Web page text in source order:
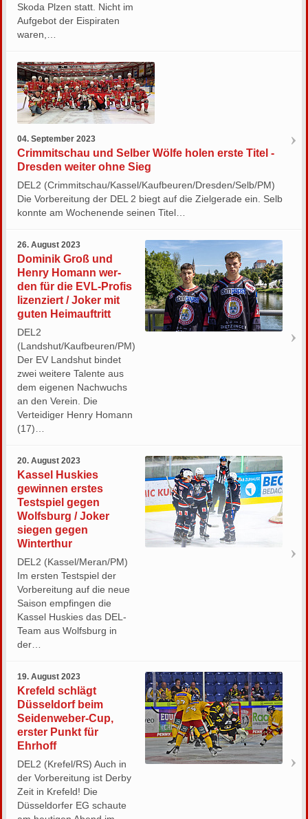
Skoda Plzen statt. Nicht im
Aufgebot der Eispiraten
waren,…
04. September 2023
Crimmitschau und Selber Wölfe holen erste Titel -
Dresden weiter ohne Sieg
DEL2 (Crimmitschau/Kassel/Kaufbeuren/Dresden/Selb/PM)
Die Vorbereitung der DEL 2 biegt auf die Zielgerade ein. Selb
konnte am Wochenende seinen Titel…
26. August 2023
Do­mi­nik Groß und
Henry Ho­mann wer­
den für die EVL-Pro­fis
li­zen­ziert / Joker mit
guten Heimauftritt
DEL2
(Landshut/Kaufbeuren/PM)
Der EV Landshut bindet
zwei weitere Talente aus
dem eigenen Nachwuchs
an den Verein. Die
Verteidiger Henry Homann
(17)…
20. August 2023
Kassel Huskies
gewinnen erstes
Testspiel gegen
Wolfsburg / Joker
siegen gegen
Winterthur
DEL2 (Kassel/Meran/PM)
Im ersten Testspiel der
Vorbereitung auf die neue
Saison empfingen die
Kassel Huskies das DEL-
Team aus Wolfsburg in
der…
19. August 2023
Krefeld schlägt
Düsseldorf beim
Seidenweber-Cup,
erster Punkt für
Ehrhoff
DEL2 (Krefel/RS) Auch in
der Vorbereitung ist Derby
Zeit in Krefeld! Die
Düsseldorfer EG schaute